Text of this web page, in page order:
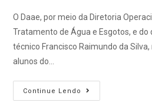
O Daae, por meio da Diretoria
Tratamento de Água e Esgotos, e do
técnico Francisco Raimundo da
alunos do…
Continue Lendo